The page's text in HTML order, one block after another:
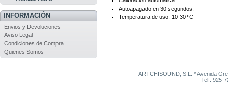
INFORMACIÓN
Envios y Devoluciones
Aviso Legal
Condiciones de Compra
Quienes Somos
Autoapagado en 30 segundos.
Temperatura de uso: 10-30 ºC
ARTCHISOUND, S.L. * Avenida
Telf: 925-